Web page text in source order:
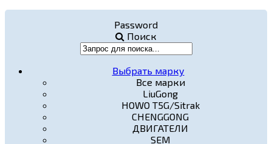
Password
Поиск
Выбрать марку
Все марки
LiuGong
HOWO T5G/Sitrak
CHENGGONG
ДВИГАТЕЛИ
SEM